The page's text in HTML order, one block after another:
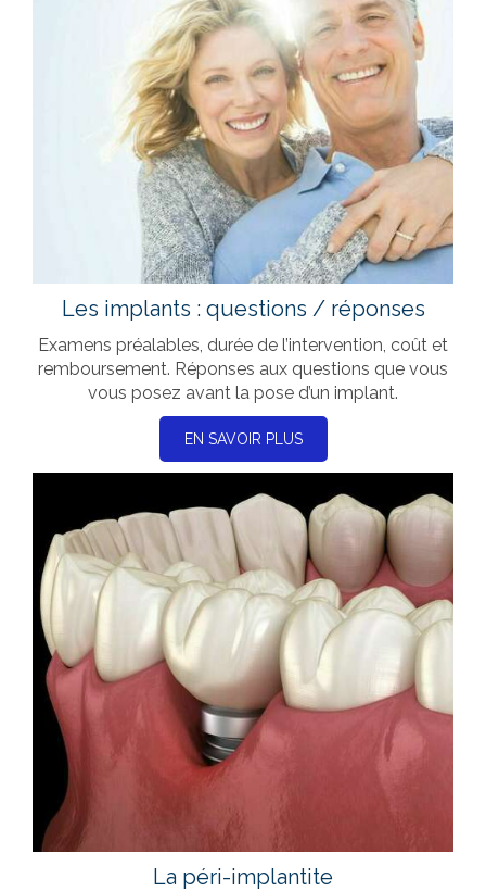
Les implants : questions / réponses
Examens préalables, durée de l’intervention, coût et
remboursement. Réponses aux questions que vous
vous posez avant la pose d’un implant.
EN SAVOIR PLUS
La péri-implantite